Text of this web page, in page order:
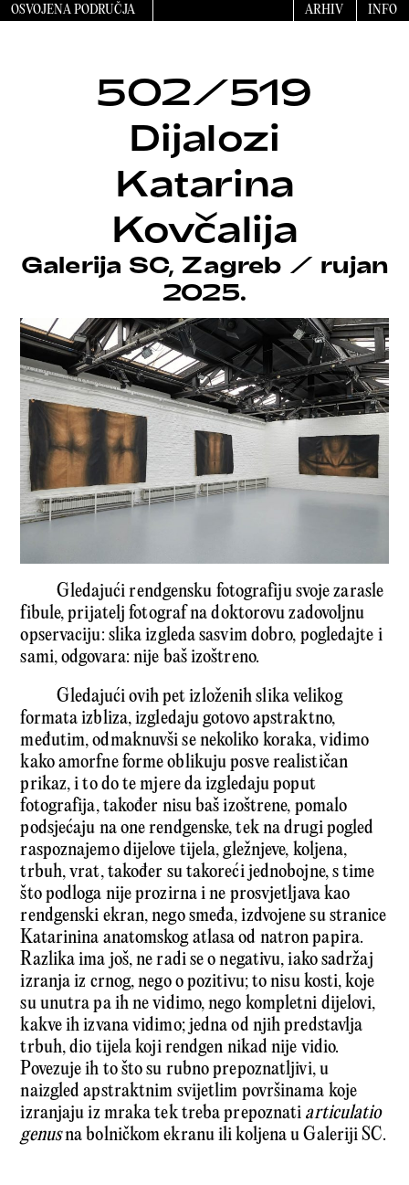
OSVOJENA PODRUČJA ARHIV INFO
502/519
Dijalozi
Katarina
Kovčalija
Galerija SC, Zagreb / rujan
2025.
Gledajući rendgensku fotografiju svoje zarasle
fibule, prijatelj fotograf na doktorovu zadovoljnu
opservaciju: slika izgleda sasvim dobro, pogledajte i
sami, odgovara: nije baš izoštreno.
Gledajući ovih pet izloženih slika velikog
formata izbliza, izgledaju gotovo apstraktno,
međutim, odmaknuvši se nekoliko koraka, vidimo
kako amorfne forme oblikuju posve realističan
prikaz, i to do te mjere da izgledaju poput
fotografija, također nisu baš izoštrene, pomalo
podsjećaju na one rendgenske, tek na drugi pogled
raspoznajemo dijelove tijela, gležnjeve, koljena,
trbuh, vrat, također su takoreći jednobojne, s time
što podloga nije prozirna i ne prosvjetljava kao
rendgenski ekran, nego smeđa, izdvojene su stranice
Katarinina anatomskog atlasa od natron papira.
Razlika ima još, ne radi se o negativu, iako sadržaj
izranja iz crnog, nego o pozitivu; to nisu kosti, koje
su unutra pa ih ne vidimo, nego kompletni dijelovi,
kakve ih izvana vidimo; jedna od njih predstavlja
trbuh, dio tijela koji rendgen nikad nije vidio.
Povezuje ih to što su rubno prepoznatljivi, u
naizgled apstraktnim svijetlim površinama koje
izranjaju iz mraka tek treba prepoznati articulatio
genusna bolničkom ekranu ili koljena u Galeriji SC.